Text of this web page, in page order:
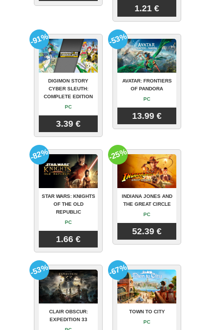
1.21 €
DIGIMON STORY
CYBER SLEUTH:
COMPLETE EDITION
PC
3.39 €
-91%
AVATAR: FRONTIERS
OF PANDORA
PC
13.99 €
-53%
STAR WARS: KNIGHTS
OF THE OLD
REPUBLIC
PC
1.66 €
-82%
INDIANA JONES AND
THE GREAT CIRCLE
PC
52.39 €
-25%
CLAIR OBSCUR:
EXPEDITION 33
-53%
TOWN TO CITY
PC
-67%